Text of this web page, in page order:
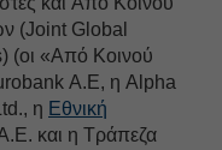
(Joint Global
(οι «Από Κοινού
Α.Ε, η Alpha
η Εθνική
και η Τράπεζα